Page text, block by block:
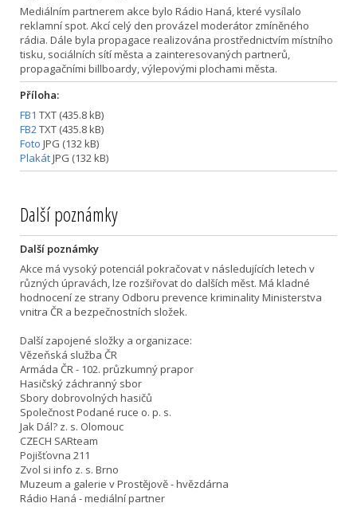
Mediálním partnerem akce bylo Rádio Haná, které vysílalo
reklamní spot. Akcí celý den provázel moderátor zmíněného
rádia. Dále byla propagace realizována prostřednictvím místního
tisku, sociálních sítí města a zainteresovaných partnerů,
propagačními billboardy, výlepovými plochami města.
Příloha:
FB1 TXT (435.8 kB)
FB2TXT (435.8 kB)
Foto JPG (132 kB)
PlakátJPG (132 kB)
Další poznámky
Další poznámky
Akce má vysoký potenciál pokračovat v následujících letech v
různých úpravách, lze rozšiřovat do dalších měst. Má kladné
hodnocení ze strany Odboru prevence kriminality Ministerstva
vnitra ČR a bezpečnostních složek.
Další zapojené složky a organizace:
Vězeňská služba ČR
Armáda ČR - 102. průzkumný prapor
Hasičský záchranný sbor
Sbory dobrovolných hasičů
Společnost Podané ruce o. p. s.
Jak Dál? z. s. Olomouc
CZECH SARteam
Pojišťovna 211
Zvol si info z. s. Brno
Muzeum a galerie v Prostějově - hvězdárna
Rádio Haná - mediální partner